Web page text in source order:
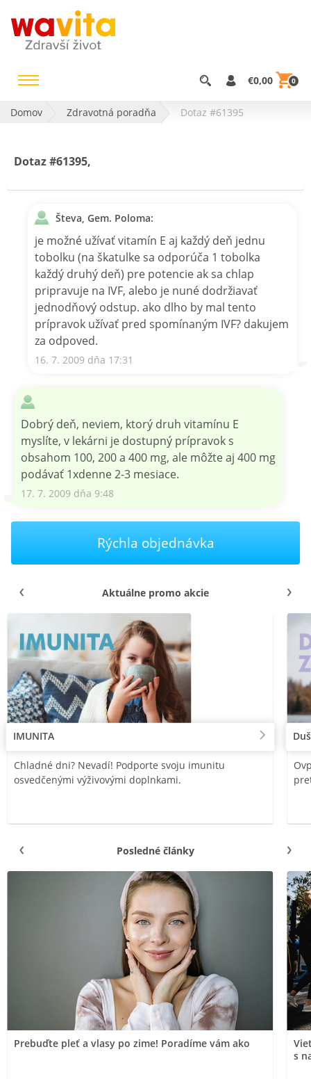
€0,00 0
Domov Zdravotná poradňa Dotaz #61395
Dotaz #61395,
Števa, Gem. Poloma:
je možné užívať vitamín E aj každý deň jednu
tobolku (na škatulke sa odporúča 1 tobolka
každý druhý deň) pre potencie ak sa chlap
pripravuje na IVF, alebo je nuné dodržiavať
jednodňový odstup. ako dlho by mal tento
prípravok užívať pred spomínaným IVF? dakujem
za odpoved.
16. 7. 2009 dňa 17:31
Dobrý deň, neviem, ktorý druh vitamínu E
myslíte, v lekárni je dostupný prípravok s
obsahom 100, 200 a 400 mg, ale môžte aj 400 mg
podávať 1xdenne 2-3 mesiace.
17. 7. 2009 dňa 9:48
Rýchla objednávka
Aktuálne promo akcie
IMUNITA
Chladné dni? Nevadí! Podporte svoju imunitu
osvedčenými výživovými doplnkami.
Posledné články
Prebuďte pleť a vlasy po zime! Poradíme vám ako
s